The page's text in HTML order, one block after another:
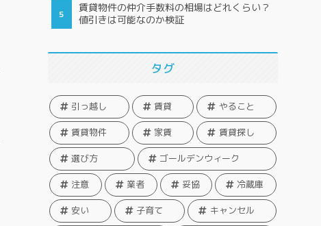
賃貸物件の仲介手数料の相場はどれくらい？
値引きは可能なのか検証
タグ
引っ越し 賃貸 やること
賃貸物件 家賃 賃貸探し
選び方 ゴールデンウィーク
注意 業者 妥協 冷蔵庫
安い 子育て キャンセル